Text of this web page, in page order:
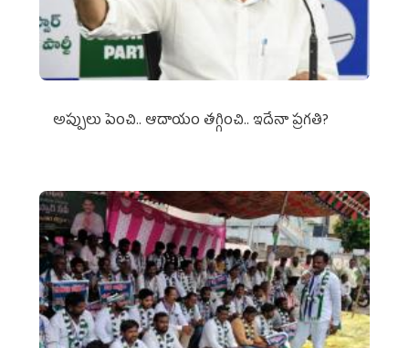
అప్పులు పెంచి.. ఆదాయం తగ్గించి.. ఇదేనా ప్రగతి?